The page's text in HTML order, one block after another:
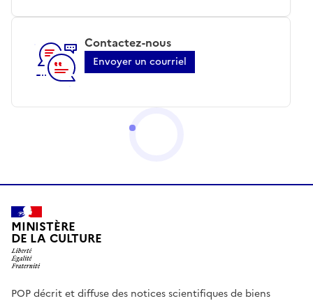
Contactez-nous
Envoyer un courriel
MINISTÈRE
DE LA CULTURE
POP décrit et diffuse des notices scientifiques de biens